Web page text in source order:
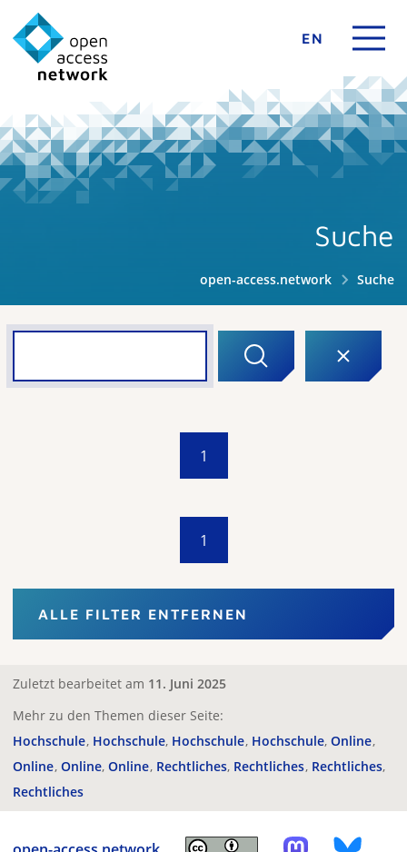
EN
Suche
open-access.network Suche
1
1
ALLE FILTER ENTFERNEN
Zuletzt bearbeitet am 11. Juni 2025
Mehr zu den Themen dieser Seite:
Hochschule Hochschule Hochschule Hochschule Online
Online Online Online Rechtliches Rechtliches Rechtliches
Rechtliches